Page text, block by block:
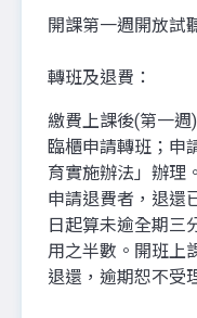
開課第一週開放試
轉班及退費：
繳費上課後(第一
臨櫃申請轉班；申
育實施辦法」辦理
申請退費者，退還
日起算未逾全期三
用之半數。開班上
退還，逾期恕不受